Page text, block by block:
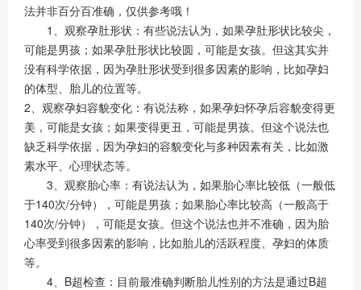
法并非百分百准确，仅供参考哦！
1、观察孕肚形状：有些说法认为，如果孕肚形状比较尖，
可能是男孩；如果孕肚形状比较圆，可能是女孩。但这其实并
没有科学依据，因为孕肚形状受到很多因素的影响，比如孕妇
的体型、胎儿的位置等。
2、观察孕妇容貌变化：有说法称，如果孕妇怀孕后容貌变得更
美，可能是女孩；如果变得更丑，可能是男孩。但这个说法也
缺乏科学依据，因为孕妇的容貌变化与多种因素有关，比如激
素水平、心理状态等。
3、观察胎心率：有说法认为，如果胎心率比较低（一般低
于140次/分钟），可能是男孩；如果胎心率比较高（一般高于
140次/分钟），可能是女孩。但这个说法也并不准确，因为胎
心率受到很多因素的影响，比如胎儿的活跃程度、孕妇的体质
等。
4、B超检查：目前最准确判断胎儿性别的方法是通过B超